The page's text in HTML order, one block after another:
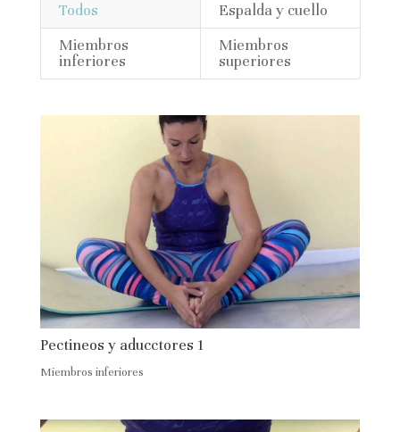
Todos
Espalda y cuello
Miembros
inferiores
Miembros
superiores
Pectineos y aducctores 1
Miembros inferiores